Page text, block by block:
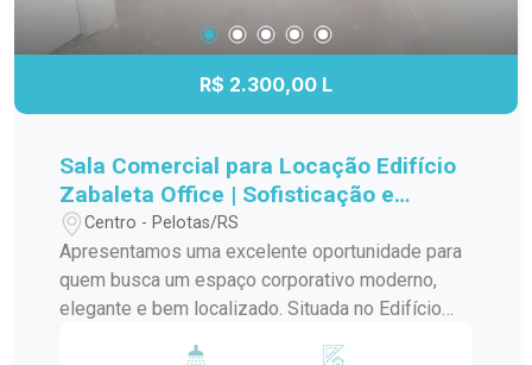
todo o potencial deste imóvel e transforme este
endereço em um grande investimento.
R$ 2.300,00 L
Sala Comercial para Locação Edifício
Zabaleta Office | Sofisticação e
Localização Estratégica
Centro - Pelotas/RS
Apresentamos uma excelente oportunidade para
quem busca um espaço corporativo moderno,
elegante e bem localizado. Situada no Edifício